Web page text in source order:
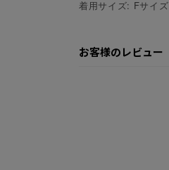
着用サイズ: Fサイズ
お客様のレビュー